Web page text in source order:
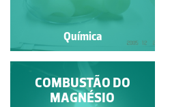
Química
Química
AS ÁGUAS DURAS
COMBUSTÃO DO
MAGNÉSIO